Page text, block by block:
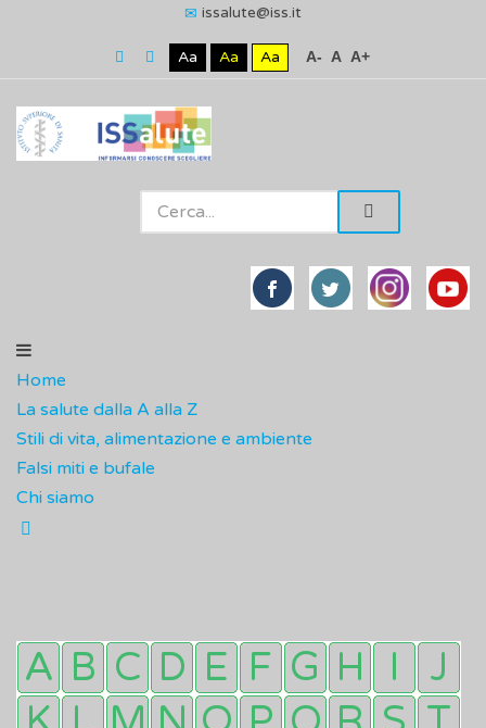
issalute@iss.it
Aa Aa Aa A- A A+
Home
La salute dalla A alla Z
Stili di vita, alimentazione e ambiente
Falsi miti e bufale
Chi siamo